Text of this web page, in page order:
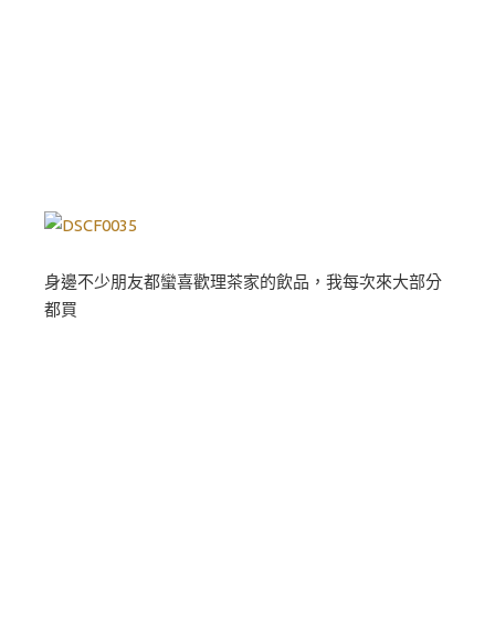
身邊不少朋友都蠻喜歡理茶家的飲品，我每次來大部分
都買